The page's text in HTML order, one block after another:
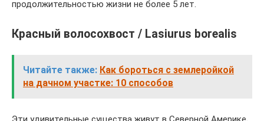
продолжительностью жизни не более 5 лет.
Красный волосохвост / Lasiurus borealis
Читайте также: Как бороться с землеройкой
на дачном участке: 10 способов